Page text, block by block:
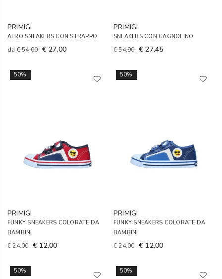
PRIMIGI
AERO SNEAKERS CON STRAPPO
da€ 54,00 € 27,00
PRIMIGI
SNEAKERS CON CAGNOLINO
€ 54,90 € 27,45
50%
PRIMIGI
FUNKY SNEAKERS COLORATE DA
BAMBINI
€ 24,00 € 12,00
50%
PRIMIGI
FUNKY SNEAKERS COLORATE DA
BAMBINI
€ 24,00 € 12,00
50% 50%